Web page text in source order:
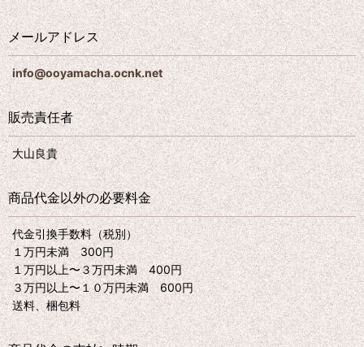
メールアドレス
info@ooyamacha.ocnk.net
販売責任者
大山良貴
商品代金以外の必要料金
代金引換手数料（税別）
１万円未満 300円
１万円以上〜３万円未満 400円
３万円以上〜１０万円未満 600円
送料、梱包料